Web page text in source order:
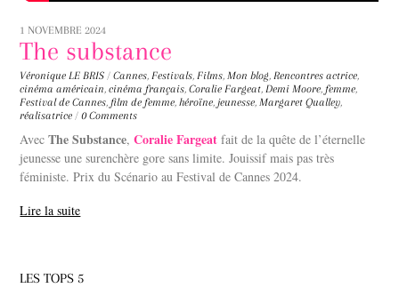
1 NOVEMBRE 2024
The substance
Véronique LE BRIS / Cannes,Festivals,Films,Mon blog,Rencontres actrice,
cinéma américain,cinéma français,Coralie Fargeat,Demi Moore, femme,
Festival de Cannes, film de femme,héroïne, jeunesse,Margaret Qualley,
réalisatrice / 0 Comments
AvecThe Substance,Coralie Fargeat fait de la quête de l’éternelle
jeunesse une surenchère gore sans limite. Jouissif mais pas très
féministe. Prix du Scénario au Festival de Cannes 2024.
Lire la suite
LES TOPS 5